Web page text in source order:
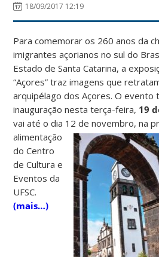
18/09/2017 12:19
Para comemorar os 260 anos da
imigrantes açorianos no sul do
Estado de Santa Catarina, a
“Açores” traz imagens que
arquipélago dos Açores. O evento
inauguração nesta terça-feira, 19
vai até o dia 12 de novembro, na
alimentação
do Centro
de Cultura e
Eventos da
UFSC.
(mais…)